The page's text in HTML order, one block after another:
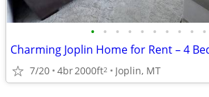
• • • • • • • • • •
Charming Joplin Home for Rent – 4
7/20 4br2000ft2 Joplin, MT